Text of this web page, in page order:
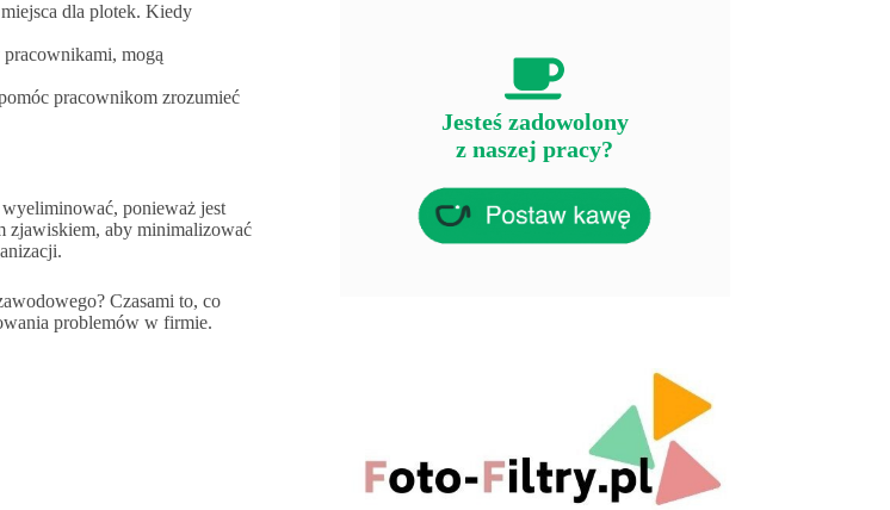
dla plotek. Kiedy
mogą
pracownikom zrozumieć
ponieważ jest
zjawiskiem, aby minimalizować
Czasami to, co
problemów w firmie.
Jesteś zadowolony
z naszej pracy?